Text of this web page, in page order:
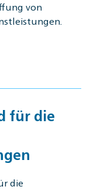
von
für die
die